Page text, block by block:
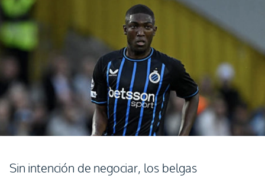
Sin intención de negociar, los belgas